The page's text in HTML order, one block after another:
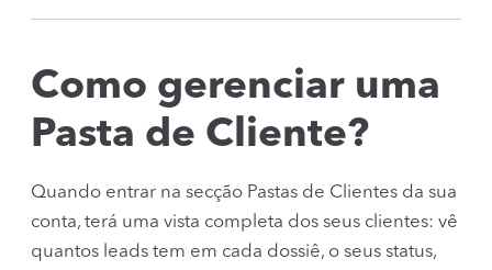
Como gerenciar uma
Pasta de Cliente?
Quando entrar na secção Pastas de Clientes da sua
conta, terá uma vista completa dos seus clientes: vê
quantos leads tem em cada dossiê, o seus status,